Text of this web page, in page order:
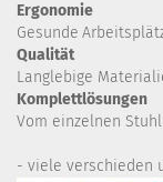
Ergonomie
Gesunde
Qualität
Langlebige
Komplettlösungen
Vom einzelnen
- viele verschieden